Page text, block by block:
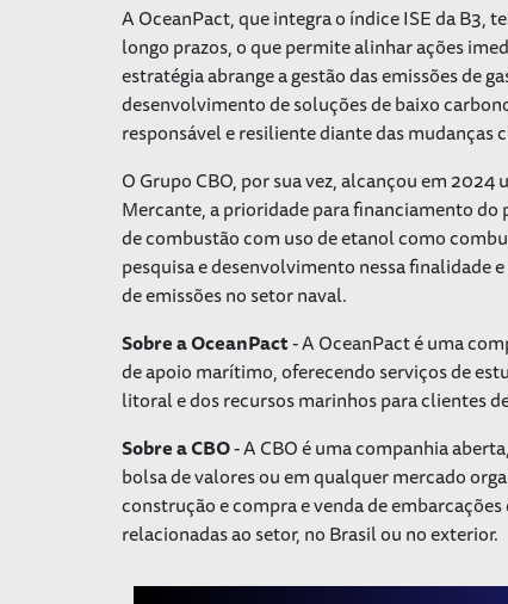
A OceanPact, que integra o índice ISE da B3,
longo prazos, o que permite alinhar ações
estratégia abrange a gestão das emissões de
desenvolvimento de soluções de baixo
responsável e resiliente diante das mudanças
O Grupo CBO, por sua vez, alcançou em
Mercante, a prioridade para financiamento
de combustão com uso de etanol como
pesquisa e desenvolvimento nessa finalidade
de emissões no setor naval.
Sobre a OceanPact- A OceanPact é uma
de apoio marítimo, oferecendo serviços de
litoral e dos recursos marinhos para clientes
Sobre a CBO- A CBO é uma companhia
bolsa de valores ou em qualquer mercado
construção e compra e venda de
relacionadas ao setor, no Brasil ou no exterior.